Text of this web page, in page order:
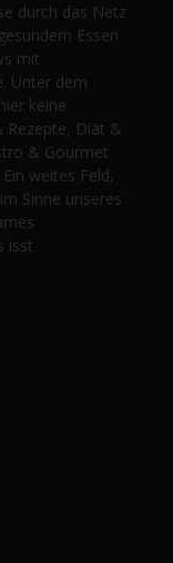
durch das Netz
Essen
mit
Unter dem
keine
Rezepte, Diät &
& Gourmet
weites Feld,
Sinne unseres
isst